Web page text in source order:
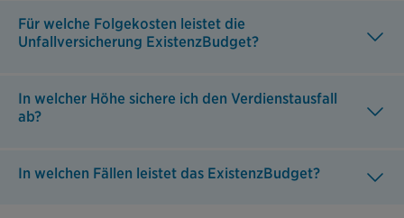
Für welche Folgekosten leistet die
Unfallversicherung ExistenzBudget?
In welcher Höhe sichere ich den Verdienstausfall
ab?
In welchen Fällen leistet das ExistenzBudget?